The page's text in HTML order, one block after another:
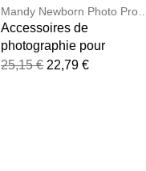
Accessoires de
photographie pour
nouveau-nés 2025 :
25,15 € 22,79 €